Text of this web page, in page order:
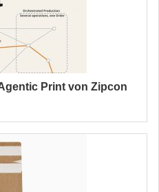
Print von Zipcon